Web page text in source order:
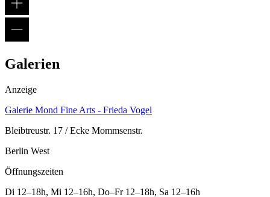
Galerien
Anzeige
Galerie Mond Fine Arts - Frieda Vogel
Bleibtreustr. 17 / Ecke Mommsenstr.
Berlin West
Öffnungszeiten
Di 12–18h, Mi 12–16h, Do–Fr 12–18h, Sa 12–16h